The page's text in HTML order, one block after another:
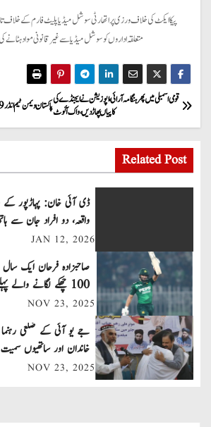
پیکا ایکٹ کی خلاف ورزی پر اتھارٹی سوشل میڈیا پلیٹ فارم کے خلاف
متعلقہ اداروں کو سوشل میڈیا سے غیر قانونی مواد
P
o
s
t
a
v
i
g
a
پاکستان ویمن ٹیم انڈر 19 ٹی ٹوئنٹی ورلڈ کپ سے باہرقومی اسمبلی میں پھر ہنگامہ آرائی ، اپوزیشن نے ایجنڈے کی
کاپیاں پھاڑ دیں، واک آئوٹ
Related Post
ڈی آئی خان: پہاڑپور کے
واقعہ، دو افراد جان سے
JAN 12, 2026
صاحبزادہ فرحان ایک سال
100 چھکے لگانے والے پہلے پاکستانی بیٹر بن گئے
NOV 23, 2025
جے یو آئی کے ضلعی رہنما
خاندان اور ساتھیوں
شامل
NOV 23, 2025